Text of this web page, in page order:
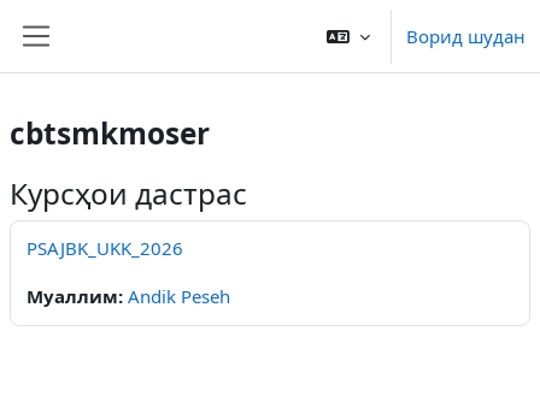
Ворид шудан
cbtsmkmoser
Курсҳои дастрас
PSAJBK_UKK_2026
Муаллим: Andik Peseh